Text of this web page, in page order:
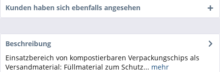
Kunden haben sich ebenfalls angesehen
Beschreibung
Einsatzbereich von kompostierbaren Verpackungschips als
Versandmaterial: Füllmaterial zum Schutz... mehr